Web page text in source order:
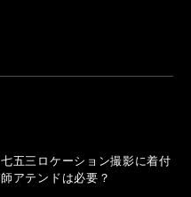
七五三ロケーション撮影に着付
師アテンドは必要？